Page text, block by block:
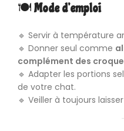
🍽️Mode d’emploi
🔹 Servir à température
🔹 Donner seul comme
complément des
🔹 Adapter les portions
de votre chat.
🔹 Veiller à toujours